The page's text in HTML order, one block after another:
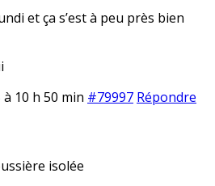
et ça s’est à peu près bien
10 h 50 min #79997 Répondre
isolée